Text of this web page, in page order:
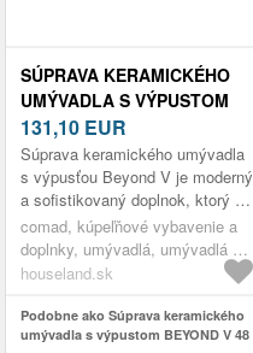
SÚPRAVA KERAMICKÉHO
UMÝVADLA S VÝPUSTOM
BEYOND V 48 CM ČIERNA
131,10 EUR
Súprava keramického umývadla
s výpusťou Beyond V je moderný
a sofistikovaný doplnok, ktorý sa
hodí do každej kúpeľne.
Umývadlo je vyrobené z
vysoko...
comad, kúpeľňové vybavenie a
doplnky, umývadlá, umývadlá na
dosku
houseland.sk
Podobne ako Súprava keramického
umývadla s výpustom BEYOND V 48